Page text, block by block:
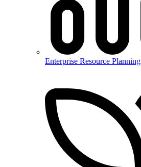
Enterprise Resource Planning